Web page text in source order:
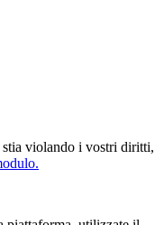
stia violando i vostri diritti,